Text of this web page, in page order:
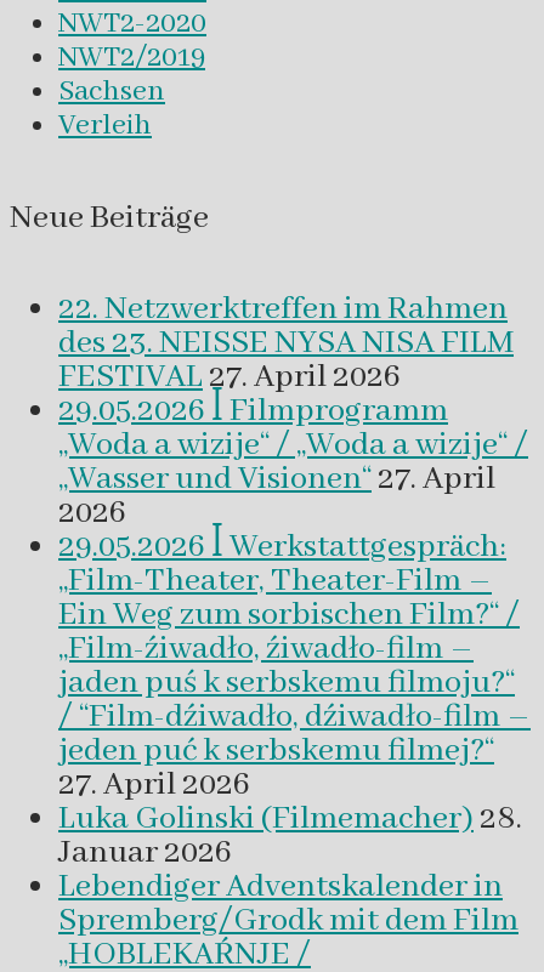
NWT2-2020
NWT2/2019
Sachsen
Verleih
Neue Beiträge
22. Netzwerktreffen im Rahmen
des 23. NEISSE NYSA NISA FILM
FESTIVAL27. April 2026
29.05.2026 ꟾ Filmprogramm
„Woda a wizije“ / „Woda a wizije“ /
„Wasser und Visionen“27. April
2026
29.05.2026 ꟾ Werkstattgespräch:
„Film-Theater, Theater-Film –
Ein Weg zum sorbischen Film?“ /
„Film-źiwadło, źiwadło-film –
jaden puś k serbskemu filmoju?“
/ “Film-dźiwadło, dźiwadło-film –
jeden puć k serbskemu filmej?“
27. April 2026
Luka Golinski (Filmemacher)28.
Januar 2026
Lebendiger Adventskalender in
Spremberg/Grodk mit dem Film
„HOBLEKAŔNJE /